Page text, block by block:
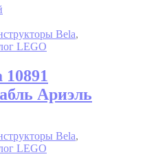
Bela,
LEGO
Ариэль
Bela,
LEGO